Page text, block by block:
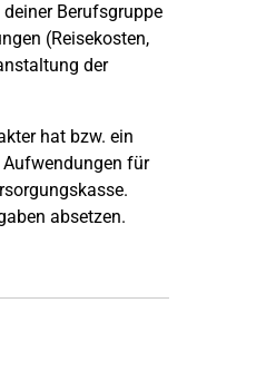
Berufsgruppe
(Reisekosten,
der
hat bzw. ein
für
absetzen.